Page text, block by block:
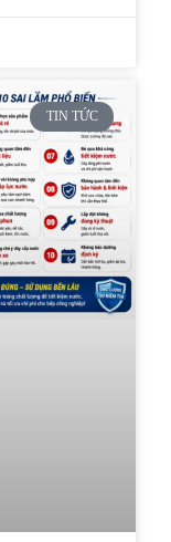
TIN TỨC